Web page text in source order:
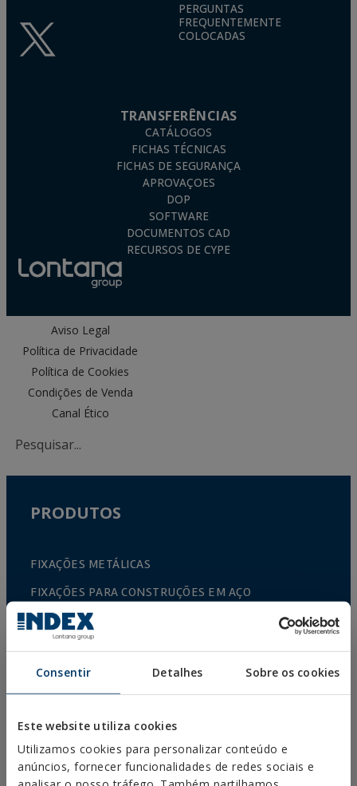
Consentir Detalhes Sobre os cookies
Este website utiliza cookies
Utilizamos cookies para personalizar conteúdo e
anúncios, fornecer funcionalidades de redes sociais e
PERGUNTAS
FREQUENTEMENTE
COLOCADAS
TRANSFERÊNCIAS
CATÁLOGOS
FICHAS TÉCNICAS
FICHAS DE SEGURANÇA
APROVAÇOES
DOP
SOFTWARE
DOCUMENTOS CAD
RECURSOS DE CYPE
Aviso Legal
Política de Privacidade
Política de Cookies
Condições de Venda
Canal Ético
PRODUTOS
FIXAÇÕES METÁLICAS
FIXAÇÕES PARA CONSTRUÇÕES EM AÇO
FIXAÇÕES QUÍMICAS
FIXAÇÕES PLÁSTICAS
FIXAÇÕES E ACESSÓRIOS PARA SISTEMAS DE
ISOLAMENTO TÉRMICO (ETICS)
FIXAÇÕES PARA MATERIAIS OCOS
REBITES
ACESSÓRIOS PARA CABOS E CORRENTES